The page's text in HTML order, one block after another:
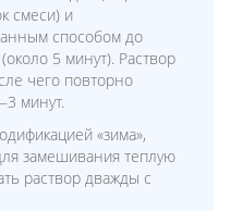
смеси) и
способом до
5 минут). Раствор
чего повторно
минут.
«зима»,
замешивания теплую
раствор дважды с